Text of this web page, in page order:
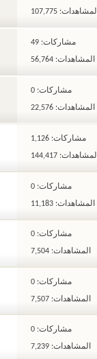
المشاهدات: 107,775
مشاركات: 49
المشاهدات: 56,764
مشاركات: 0
المشاهدات: 22,576
مشاركات: 1,126
المشاهدات: 144,417
مشاركات: 0
المشاهدات: 11,183
مشاركات: 0
المشاهدات: 7,504
مشاركات: 0
المشاهدات: 7,507
مشاركات: 0
المشاهدات: 7,239